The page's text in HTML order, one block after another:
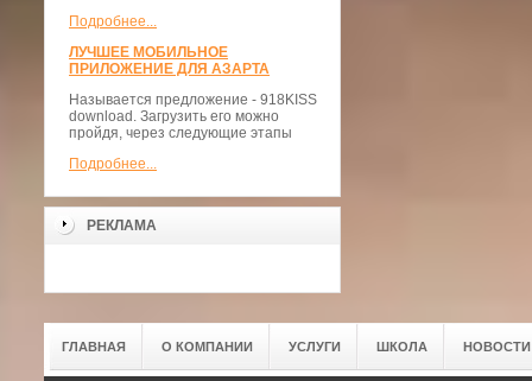
Подробнее...
ЛУЧШЕЕ МОБИЛЬНОЕ
ПРИЛОЖЕНИЕ ДЛЯ АЗАРТА
Называется предложение - 918KISS
download. Загрузить его можно
пройдя, через следующие этапы
Подробнее...
РЕКЛАМА
ГЛАВНАЯ О КОМПАНИИ УСЛУГИ ШКОЛА НОВОСТИ